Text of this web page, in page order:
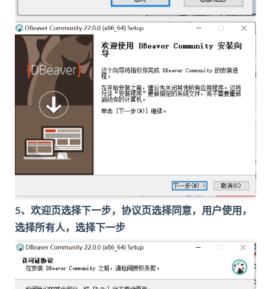
5、欢迎页选择下一步，协议页选择同意，用户使用，
选择所有人，选择下一步